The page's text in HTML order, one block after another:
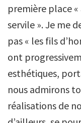
première place
servile ». Je me
pas « les fils
ont
esthétiques,
nous admirons
réalisations de